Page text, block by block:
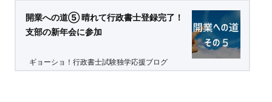
開業への道⑤ 晴れて行政書士登録完了！
支部の新年会に参加
ギョーショ！行政書士試験独学応援ブログ